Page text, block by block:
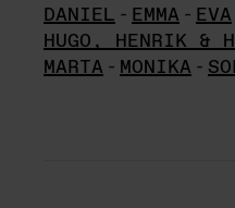
DANIEL - EMMA - EVA
HUGO, HENRIK &
MARTA - MONIKA -